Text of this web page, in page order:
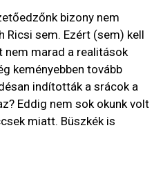
bizony nem
Ricsi sem. Ezért (sem) kell
nem marad a realitások
keményebben tovább
indították a srácok a
Eddig nem sok okunk volt
miatt. Büszkék is